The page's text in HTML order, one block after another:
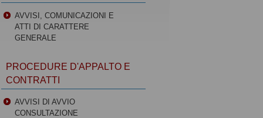
AVVISI, COMUNICAZIONI E
ATTI DI CARATTERE
GENERALE
PROCEDURE D'APPALTO E
CONTRATTI
AVVISI DI AVVIO
CONSULTAZIONE